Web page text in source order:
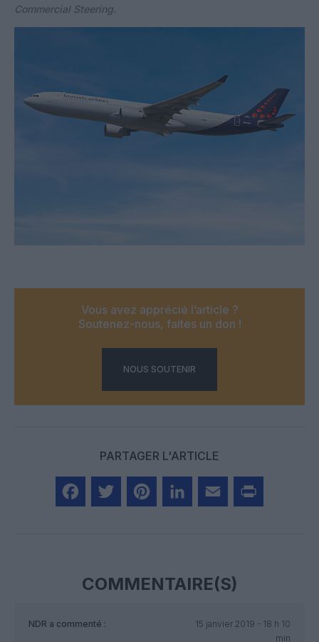
Commercial Steering.
Vous avez apprécié l’article ?
Soutenez-nous, faites un don !
NOUS SOUTENIR
PARTAGER L'ARTICLE
COMMENTAIRE(S)
NDR a commenté :
15 janvier 2019 - 18 h 10
min